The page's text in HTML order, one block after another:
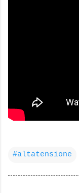
#altatensione